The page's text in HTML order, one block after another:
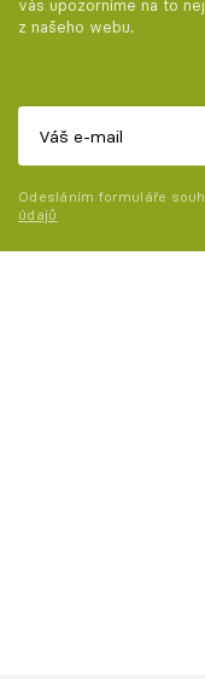
vás upozorníme na to
z našeho webu.
Odesláním formuláře
údajů